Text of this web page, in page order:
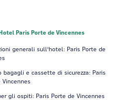
Paris Porte de Vincennes
generali sull'hotel: Paris Porte de
bagagli e cassette di sicurezza: Paris
Vincennes
gli ospiti: Paris Porte de Vincennes